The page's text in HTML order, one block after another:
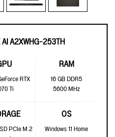
A2XWHG-253TH
RTX
Ti
RAM
16 GB DDR5
5600 MHz
PCIe M.2
OS
Windows 11 Home